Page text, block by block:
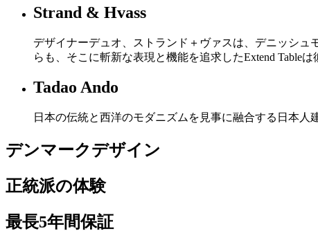
Strand & Hvass
デザイナーデュオ、ストランド＋ヴァスは、デニッシ
らも、そこに斬新な表現と機能を追求したExtend Tableは
Tadao Ando
日本の伝統と西洋のモダニズムを見事に融合する日本
デンマークデザイン
正統派の体験
最長5年間保証